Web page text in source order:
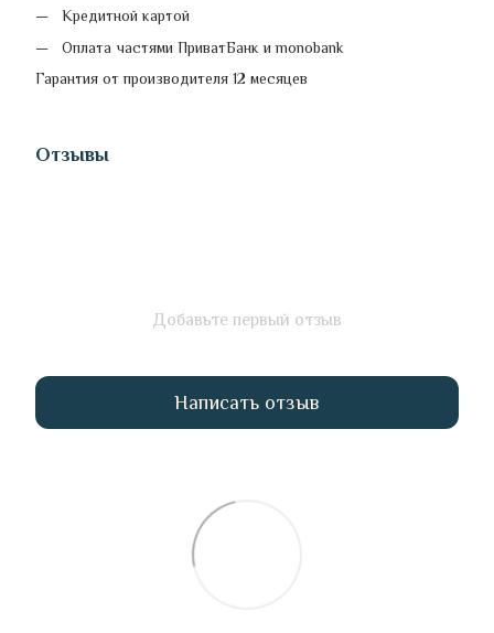
Кредитной картой
Оплата частями ПриватБанк и monobank
Гарантия от производителя 12 месяцев
Отзывы
Добавьте первый отзыв
Написать отзыв